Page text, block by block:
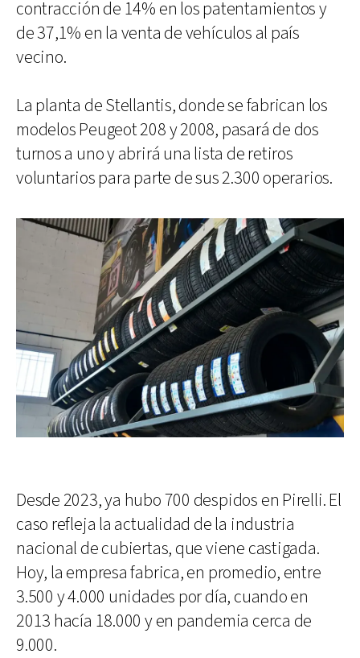
contracción de 14% en los patentamientos y
de 37,1% en la venta de vehículos al país
vecino.
La planta de Stellantis, donde se fabrican los
modelos Peugeot 208 y 2008, pasará de dos
turnos a uno y abrirá una lista de retiros
voluntarios para parte de sus 2.300 operarios.
Desde 2023, ya hubo 700 despidos en Pirelli. El
caso refleja la actualidad de la industria
nacional de cubiertas, que viene castigada.
Hoy, la empresa fabrica, en promedio, entre
3.500 y 4.000 unidades por día, cuando en
2013 hacía 18.000 y en pandemia cerca de
9.000.